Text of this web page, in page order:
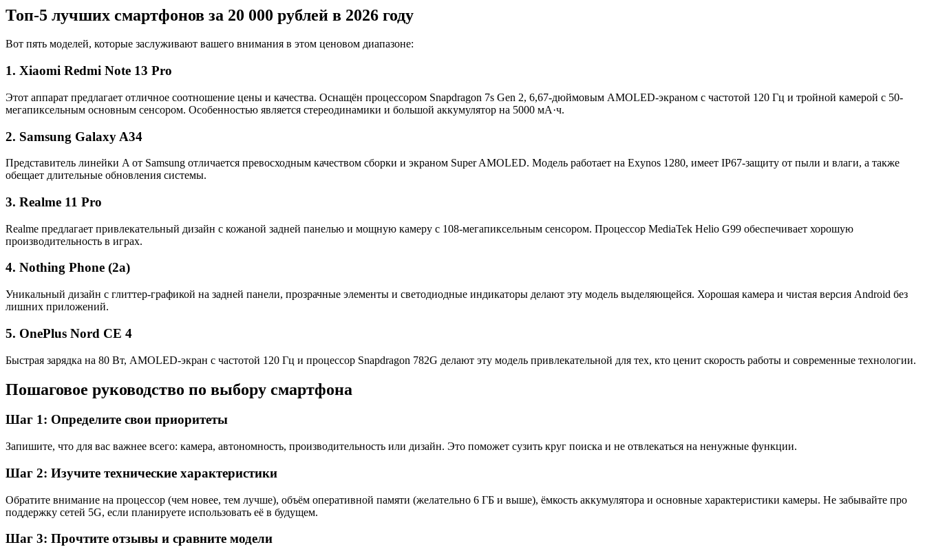
Топ-5 лучших смартфонов за 20 000 рублей в 2026 году
Вот пять моделей, которые заслуживают вашего внимания в этом ценовом диапазоне:
1. Xiaomi Redmi Note 13 Pro
Этот аппарат предлагает отличное соотношение цены и качества. Оснащён процессором Snapdragon 7s Gen 2, 6,67-дюймовым AMOLED-экраном с частотой 120 Гц и тройной камерой с 50-
мегапиксельным основным сенсором. Особенностью является стереодинамики и большой аккумулятор на 5000 мА·ч.
2. Samsung Galaxy A34
Представитель линейки A от Samsung отличается превосходным качеством сборки и экраном Super AMOLED. Модель работает на Exynos 1280, имеет IP67-защиту от пыли и влаги, а также
обещает длительные обновления системы.
3. Realme 11 Pro
Realme предлагает привлекательный дизайн с кожаной задней панелью и мощную камеру с 108-мегапиксельным сенсором. Процессор MediaTek Helio G99 обеспечивает хорошую
производительность в играх.
4. Nothing Phone (2a)
Уникальный дизайн с глиттер-графикой на задней панели, прозрачные элементы и светодиодные индикаторы делают эту модель выделяющейся. Хорошая камера и чистая версия Android без
лишних приложений.
5. OnePlus Nord CE 4
Быстрая зарядка на 80 Вт, AMOLED-экран с частотой 120 Гц и процессор Snapdragon 782G делают эту модель привлекательной для тех, кто ценит скорость работы и современные технологии.
Пошаговое руководство по выбору смартфона
Шаг 1: Определите свои приоритеты
Запишите, что для вас важнее всего: камера, автономность, производительность или дизайн. Это поможет сузить круг поиска и не отвлекаться на ненужные функции.
Шаг 2: Изучите технические характеристики
Обратите внимание на процессор (чем новее, тем лучше), объём оперативной памяти (желательно 6 ГБ и выше), ёмкость аккумулятора и основные характеристики камеры. Не забывайте про
поддержку сетей 5G, если планируете использовать её в будущем.
Шаг 3: Прочтите отзывы и сравните модели